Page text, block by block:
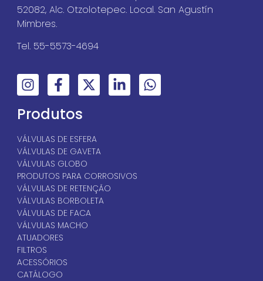
52082, Alc. Otzolotepec. Local. San Agustín
Mimbres.
Tel. 55-5573-4694
Produtos
VÁLVULAS DE ESFERA
VÁLVULAS DE GAVETA
VÁLVULAS GLOBO
PRODUTOS PARA CORROSIVOS
VÁLVULAS DE RETENÇÃO
VÁLVULAS BORBOLETA
VÁLVULAS DE FACA
VÁLVULAS MACHO
ATUADORES
FILTROS
ACESSÓRIOS
CATÁLOGO